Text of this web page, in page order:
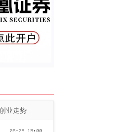
业走势